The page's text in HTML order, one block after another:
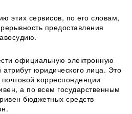
этих сервисов, по его словам,
предоставления
официальную электронную
атрибут юридического лица. Это
корреспонденции
а по всем государственным
бюджетных средств